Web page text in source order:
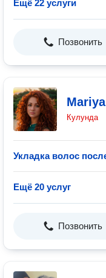
Ещё 22 услуги
Позвонить
Кулунда
Укладка волос
Ещё 20 услуг
Позвонить